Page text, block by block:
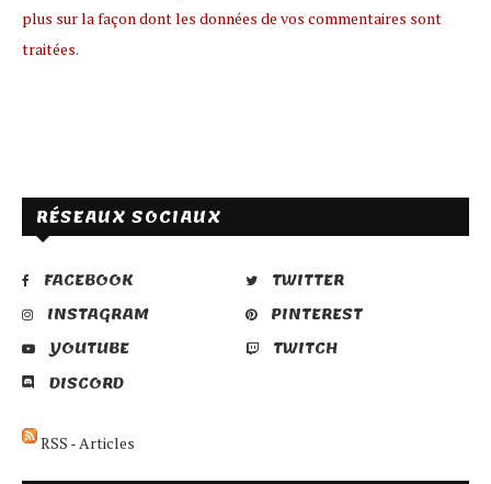
plus sur la façon dont les données de vos commentaires sont
traitées.
RÉSEAUX SOCIAUX
FACEBOOK
TWITTER
INSTAGRAM
PINTEREST
YOUTUBE
TWITCH
DISCORD
RSS - Articles